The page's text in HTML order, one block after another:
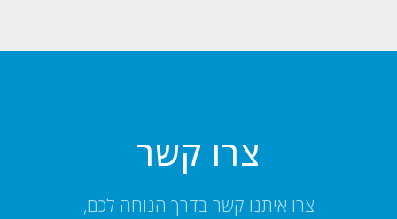
צרו קשר
צרו איתנו קשר בדרך הנוחה לכם,